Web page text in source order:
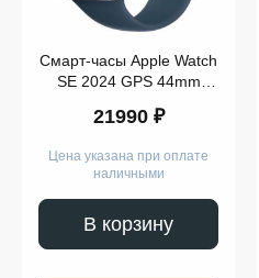
Смарт-часы Apple Watch
SE 2024 GPS 44mm
with Storm Blue Sport
21990 ₽
Цена указана при оплате
наличными
В корзину